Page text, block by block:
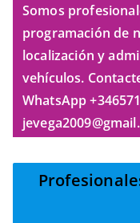
Somos
programación de
localización y
vehículos.
WhatsApp